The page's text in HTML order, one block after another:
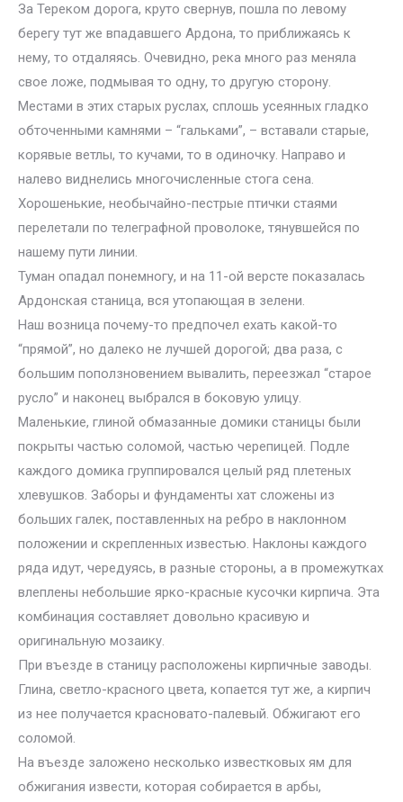
За Тереком дорога, круто свернув, пошла по левому
берегу тут же впадавшего Ардона, то приближаясь к
нему, то отдаляясь. Очевидно, река много раз меняла
свое ложе, подмывая то одну, то другую сторону.
Местами в этих старых руслах, сплошь усеянных гладко
обточенными камнями – “гальками”, – вставали старые,
корявые ветлы, то кучами, то в одиночку. Направо и
налево виднелись многочисленные стога сена.
Хорошенькие, необычайно-пестрые птички стаями
перелетали по телеграфной проволоке, тянувшейся по
нашему пути линии.
Туман опадал понемногу, и на 11-ой версте показалась
Ардонская станица, вся утопающая в зелени.
Наш возница почему-то предпочел ехать какой-то
“прямой”, но далеко не лучшей дорогой; два раза, с
большим поползновением вывалить, переезжал “старое
русло” и наконец выбрался в боковую улицу.
Маленькие, глиной обмазанные домики станицы были
покрыты частью соломой, частью черепицей. Подле
каждого домика группировался целый ряд плетеных
хлевушков. Заборы и фундаменты хат сложены из
больших галек, поставленных на ребро в наклонном
положении и скрепленных известью. Наклоны каждого
ряда идут, чередуясь, в разные стороны, а в промежутках
влеплены небольшие ярко-красные кусочки кирпича. Эта
комбинация составляет довольно красивую и
оригинальную мозаику.
При въезде в станицу расположены кирпичные заводы.
Глина, светло-красного цвета, копается тут же, а кирпич
из нее получается красновато-палевый. Обжигают его
соломой.
На въезде заложено несколько известковых ям для
обжигания извести, которая собирается в арбы,